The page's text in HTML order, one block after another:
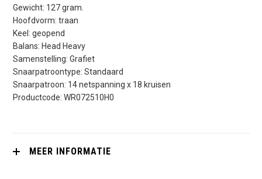
Gewicht: 127 gram.
Hoofdvorm: traan
Keel: geopend
Balans: Head Heavy
Samenstelling: Grafiet
Snaarpatroontype: Standaard
Snaarpatroon: 14 netspanning x 18 kruisen
Productcode: WR072510H0
MEER INFORMATIE